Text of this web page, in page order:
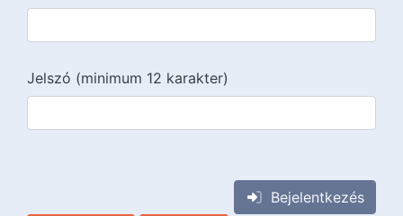
Jelszó (minimum 12 karakter)
Bejelentkezés